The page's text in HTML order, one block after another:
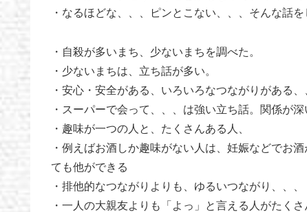
・なるほどな、、、ピンとこない、、、そんな話を
・自殺が多いまち、少ないまちを調べた。
・少ないまちは、立ち話が多い。
・安心・安全がある、いろいろなつながりがある、
・スーパーで会って、、、は強い立ち話。関係が
・趣味が一つの人と、たくさんある人、
・例えばお酒しか趣味がない人は、妊娠などでお
ても他ができる
・排他的なつながりよりも、ゆるいつながり、、、
・一人の大親友よりも「よっ」と言える人がたくさ